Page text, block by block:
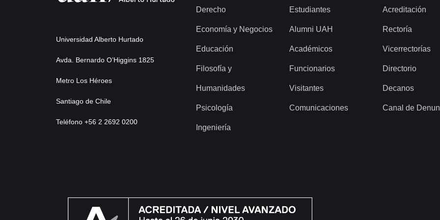
Universidad Alberto Hurtado
Avda. Bernardo O’Higgins 1825
Metro Los Héroes
Santiago de Chile
Teléfono +56 2 2692 0200
Derecho
Economía y Negocios
Educación
Filosofía y
Humanidades
Psicología
Ingeniería
Estudiantes
Alumni UAH
Académicos
Funcionarios
Visitantes
Comunicaciones
Acreditación
Rectoría
Vicerrectorías
Directorio
Decanos
Canal de